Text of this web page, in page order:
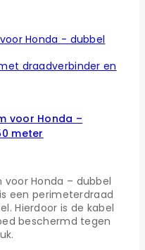
voor Honda –
meter
Honda – dubbel
een perimeterdraad
Hierdoor is de kabel
beschermd tegen